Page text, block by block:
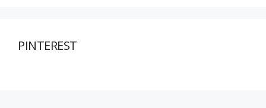
PINTEREST